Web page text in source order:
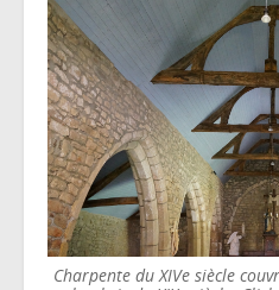
Charpente du XIVe siècle